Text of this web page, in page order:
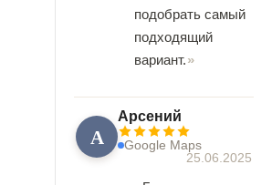
подобрать самый
подходящий
вариант.
А
Арсений
Google Maps
25.06.2025